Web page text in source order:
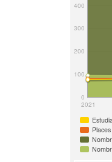
2021
0
100
200
300
400